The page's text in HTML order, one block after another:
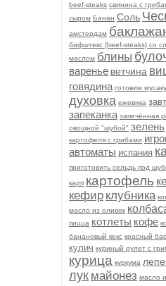
beef-stеаks cвинина с
сыром Банан Соль
амстердам
бифштекс (beef-stеаks) со
маслом блины
варенье ветчина
говядина готовим мусаку
духовка ежевика
запеканка запечённая
овощной "шубой" зелень
картофеля с грибами
автоматы испания
приготовить сельдь под
карп картофель
кефир клубника
масло из оливок
пицца котлеты кофе
банановый кекс красный
кулич куриный рулет с
курица куркума
лук майонез масло